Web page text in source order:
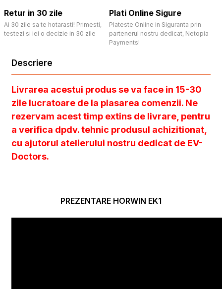
Retur in 30 zile
Ai 30 zile sa te hotarasti! Primesti,
testezi si iei o decizie in 30 zile
Plati Online Sigure
Plateste Online in Siguranta prin
partenerul nostru dedicat, Netopia
Payments!
Descriere
Livrarea acestui produs se va face in 15-30
zile lucratoare de la plasarea comenzii. Ne
rezervam acest timp extins de livrare, pentru
a verifica dpdv. tehnic produsul achizitionat,
cu ajutorul atelierului nostru dedicat de EV-
Doctors.
PREZENTARE HORWIN EK1